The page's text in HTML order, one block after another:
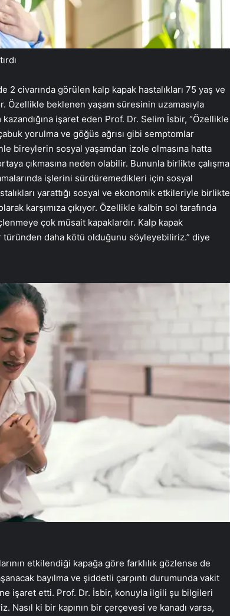
civarında görülen kalp kapak hastalıkları 75 yaş ve
Özellikle beklenen yaşam süresinin uzamasıyla
işaret eden Prof. Dr. Selim İsbir, “Özellikle
yorulma ve göğüs ağrısı gibi semptomlar
bireylerin sosyal yaşamdan izole olmasına hatta
çıkmasına neden olabilir. Bununla birlikte çalışma
işlerini sürdüremedikleri için sosyal
yarattığı sosyal ve ekonomik etkileriyle birlikte
karşımıza çıkıyor. Özellikle kalbin sol tarafında
çok müsait kapaklardır. Kalp kapak
türünden daha kötü olduğunu söyleyebiliriz.” diye
etkilendiği kapağa göre farklılık gözlense de
bayılma ve şiddetli çarpıntı durumunda vakit
işaret etti. Prof. Dr. İsbir, konuyla ilgili şu bilgileri
Nasıl ki bir kapının bir çerçevesi ve kanadı varsa,